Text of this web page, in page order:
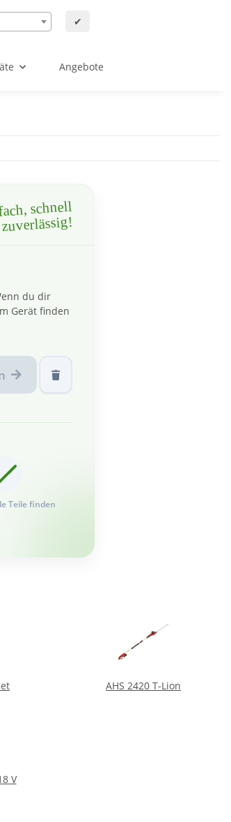
✔
Angebote
schnell
du dir
Gerät finden
Teile finden
AHS 2420 T-Lion
V